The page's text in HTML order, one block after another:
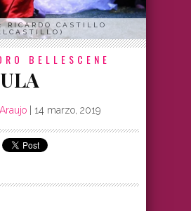
RICARDO CASTILLO
BELLESCENE
| 14 marzo, 2019